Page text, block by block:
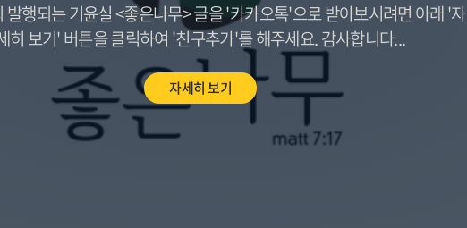
발행되는 기윤실 <좋은나무> 글을 '카카오톡'으로 받아보시려면 아래 '자
히 보기' 버튼을 클릭하여 '친구추가'를 해주세요. 감사합니다...
자세히 보기